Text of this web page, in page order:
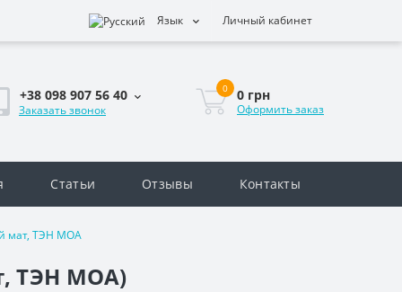
Язык Личный кабинет
+38 098 907 56 40
Заказать звонок
0 0 грн
Оформить заказ
Статьи Отзывы Контакты
мат, ТЭН MOA
ТЭН MOA)